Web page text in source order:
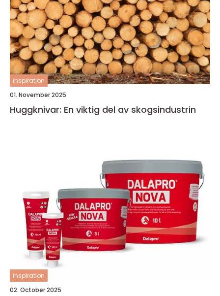
inspiration
01. November 2025
Huggknivar: En viktig del av skogsindustrin
inspiration
02. October 2025